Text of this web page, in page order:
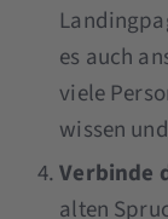
es auch
viele
wissen
Verbinde
alten